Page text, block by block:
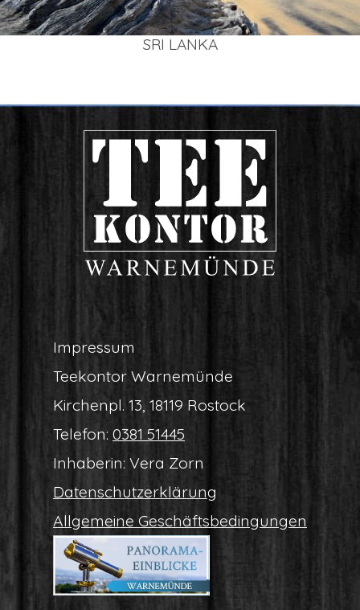
SRI LAN­KA
Impres­sum
Tee­kon­tor Warnemünde
Kir­chen­pl. 13, 18119 Rostock
Tele­fon: 0381 51445
Inha­be­rin: Vera Zorn
Daten­schutz­er­klä­rung
All­ge­mei­ne Geschäftsbedingungen